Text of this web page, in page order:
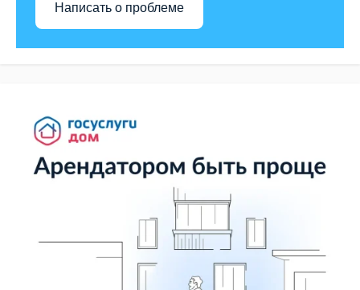
Написать о проблеме